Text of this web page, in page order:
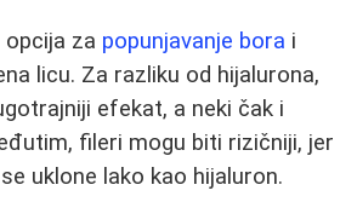
opcija za popunjavanje bora i
licu. Za razliku od hijalurona,
efekat, a neki čak i
fileri mogu biti rizičniji, jer
uklone lako kao hijaluron.